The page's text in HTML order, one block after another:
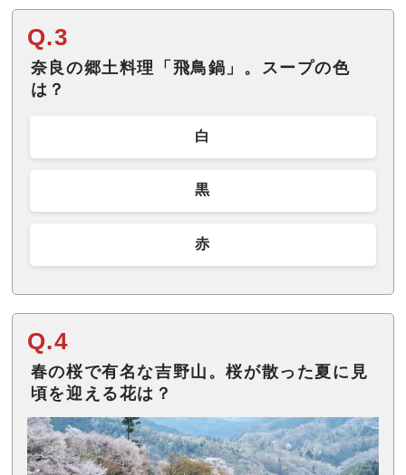
Q.3
奈良の郷土料理「飛鳥鍋」。スープの色
は？
白
黒
赤
Q.4
春の桜で有名な吉野山。桜が散った夏に見
頃を迎える花は？